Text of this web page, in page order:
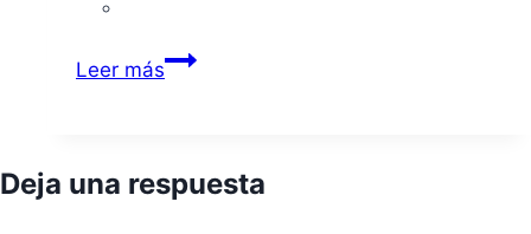
Leer másReforma
“La
Deja una respuesta